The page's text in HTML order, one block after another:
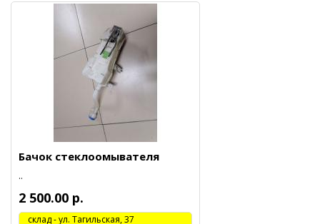
Бачок стеклоомывателя
..
2 500.00 р.
cклад - ул. Тагильская, 37